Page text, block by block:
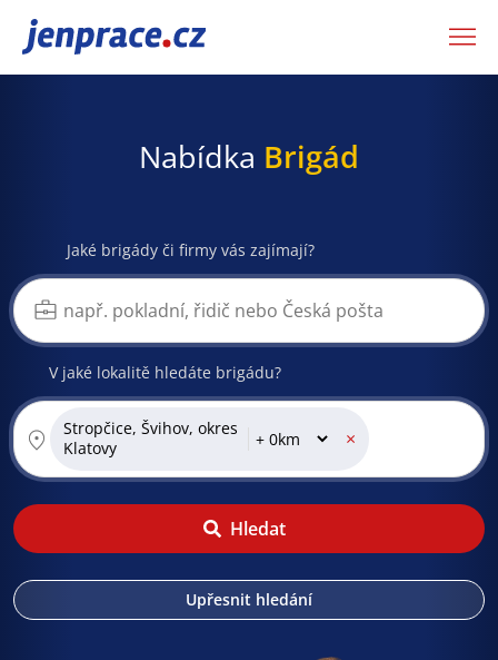
JenPráce.cz
Nabídka Brigád
Jaké brigády či firmy vás zajímají?
V jaké lokalitě hledáte brigádu?
Stropčice, Švihov, okres
Klatovy
×
Hledat
Upřesnit hledání